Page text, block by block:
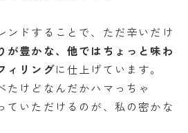
ンドすることで、ただ辛いだけ
が豊かな、他ではちょっと味わ
ィリングに仕上げています。
たけどなんだかハマっちゃ
ていただけるのが、私の密かな